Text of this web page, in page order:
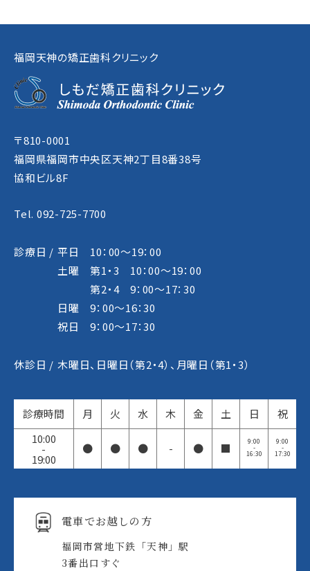
福岡天神の矯正歯科クリニック
〒810-0001
福岡県福岡市中央区天神2丁目8番38号
協和ビル8F
Tel. 092-725-7700
診療日 / 平日 10：00～19：00
土曜 第1・3 10：00～19：00
第2・4 9：00～17：30
日曜 9：00～16：30
祝日 9：00～17：30
休診日 / 木曜日、日曜日（第2・4）、月曜日（第1・3）
診療時間 月 火 水 木 金 土 日
祝
10:00
-
19:00
● ● ● - ● ■ 9:00
-
16:30
9:00
-
17:30
電車でお越しの方
福岡市営地下鉄「天神」駅
3番出口すぐ